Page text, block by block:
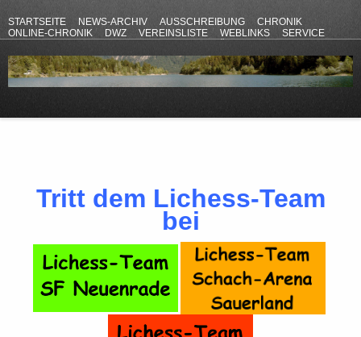
STARTSEITE NEWS-ARCHIV AUSSCHREIBUNG
CHRONIK
ONLINE-CHRONIK
DWZ VEREINSLISTE WEBLINKS
SERVICE
Tritt dem Lichess-Team
bei